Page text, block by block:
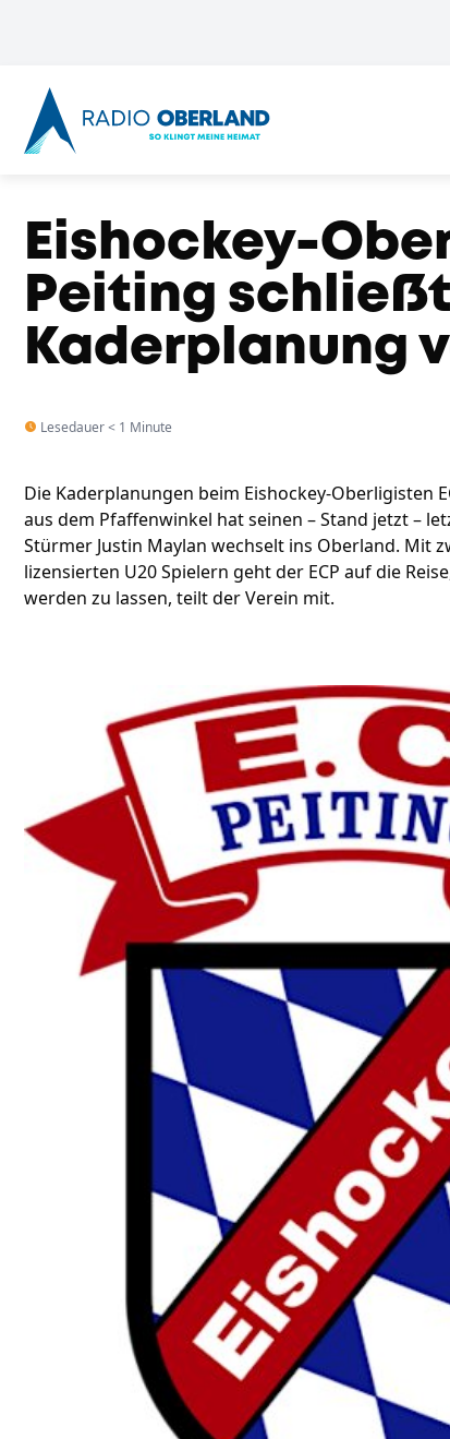
Eishockey-
Peiting schließt
Kaderplanung
Lesedauer < 1 Minute
Die Kaderplanungen beim Eishockey-Oberligisten
aus dem Pfaffenwinkel hat seinen – Stand jetzt –
Stürmer Justin Maylan wechselt ins Oberland. Mit
lizensierten U20 Spielern geht der ECP auf die
werden zu lassen, teilt der Verein mit.